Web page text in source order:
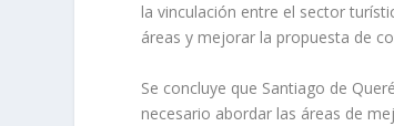
la vinculación entre el sector
áreas y mejorar la propuesta de
Se concluye que Santiago de
necesario abordar las áreas de